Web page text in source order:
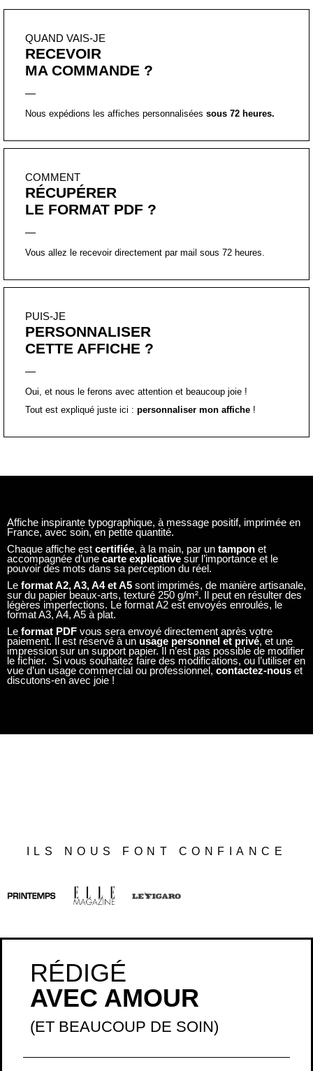
QUAND VAIS-JE
RECEVOIR
MA COMMANDE ?
Nous expédions les affiches personnalisées sous 72 heures.
COMMENT
RÉCUPÉRER
LE FORMAT PDF ?
Vous allez le recevoir directement par mail sous 72 heures.
PUIS-JE
PERSONNALISER
CETTE AFFICHE ?
Oui, et nous le ferons avec attention et beaucoup joie !
Tout est expliqué juste ici : personnaliser mon affiche !
Affiche inspirante typographique, à message positif, imprimée en
France, avec soin, en petite quantité.
Chaque affiche est certifiée, à la main, par un tampon et
accompagnée d’une carte explicative sur l’importance et le
pouvoir des mots dans sa perception du réel.
Le format A2, A3, A4 et A5 sont imprimés, de manière artisanale,
sur du papier beaux-arts, texturé 250 g/m². Il peut en résulter des
légères imperfections. Le format A2 est envoyés enroulés, le
format A3, A4, A5 à plat.
Le format PDF vous sera envoyé directement après votre
paiement. Il est réservé à un usage personnel et privé, et une
impression sur un support papier. Il n’est pas possible de modifier
le fichier. Si vous souhaitez faire des modifications, ou l’utiliser en
vue d’un usage commercial ou professionnel, contactez-nous et
discutons-en avec joie !
ILS NOUS FONT CONFIANCE
RÉDIGÉ
AVEC AMOUR
(ET BEAUCOUP DE SOIN)